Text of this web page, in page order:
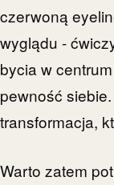
czerwoną
wyglądu -
bycia w
pewność
transformacja,
Warto zatem